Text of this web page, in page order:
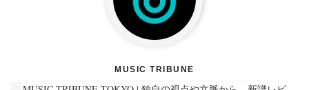
MUSIC TRIBUNE